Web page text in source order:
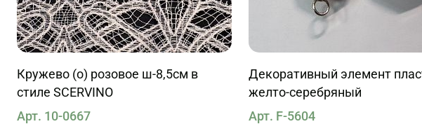
Кружево (о) розовое ш-8,5см в
стиле SCERVINO
Арт. 10-0667
Декоративный элемент
желто-серебряный
Арт. F-5604